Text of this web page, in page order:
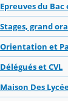
Epreuves du
Stages, grand
Orientation et
Délégués et CVL
Maison Des